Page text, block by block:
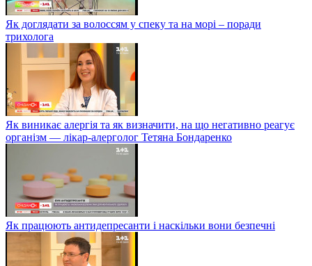
Як доглядати за волоссям у спеку та на морі – поради
трихолога
Як виникає алергія та як визначити, на що негативно реагує
організм — лікар-алерголог Тетяна Бондаренко
Як працюють антидепресанти і наскільки вони безпечні